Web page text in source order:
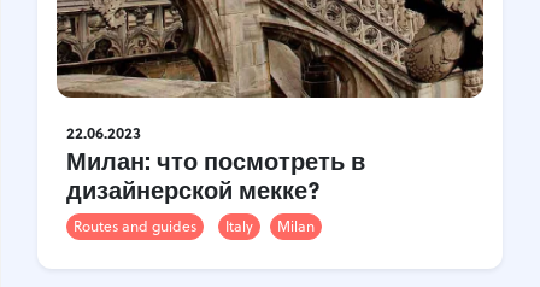
22.06.2023
Милан: что посмотреть в
дизайнерской мекке?
Routes and guides Italy Milan